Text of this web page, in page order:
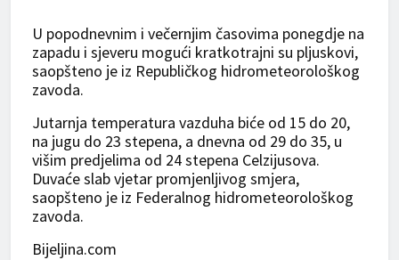
U popodnevnim i večernjim časovima ponegdje na
zapadu i sjeveru mogući kratkotrajni su pljuskovi,
saopšteno je iz Republičkog hidrometeorološkog
zavoda.
Jutarnja temperatura vazduha biće od 15 do 20,
na jugu do 23 stepena, a dnevna od 29 do 35, u
višim predjelima od 24 stepena Celzijusova.
Duvaće slab vjetar promjenljivog smjera,
saopšteno je iz Federalnog hidrometeorološkog
zavoda.
Bijeljina.com